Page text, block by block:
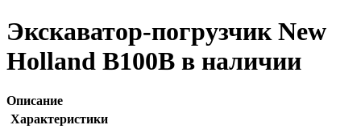
Экскаватор-погрузчик New
Holland B100B в наличии
Описание
Характеристики